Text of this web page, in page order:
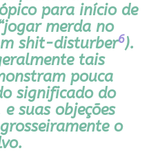
para início de
merda no
shit-disturber6).
tais
pouca
significado do
suas objeções
o